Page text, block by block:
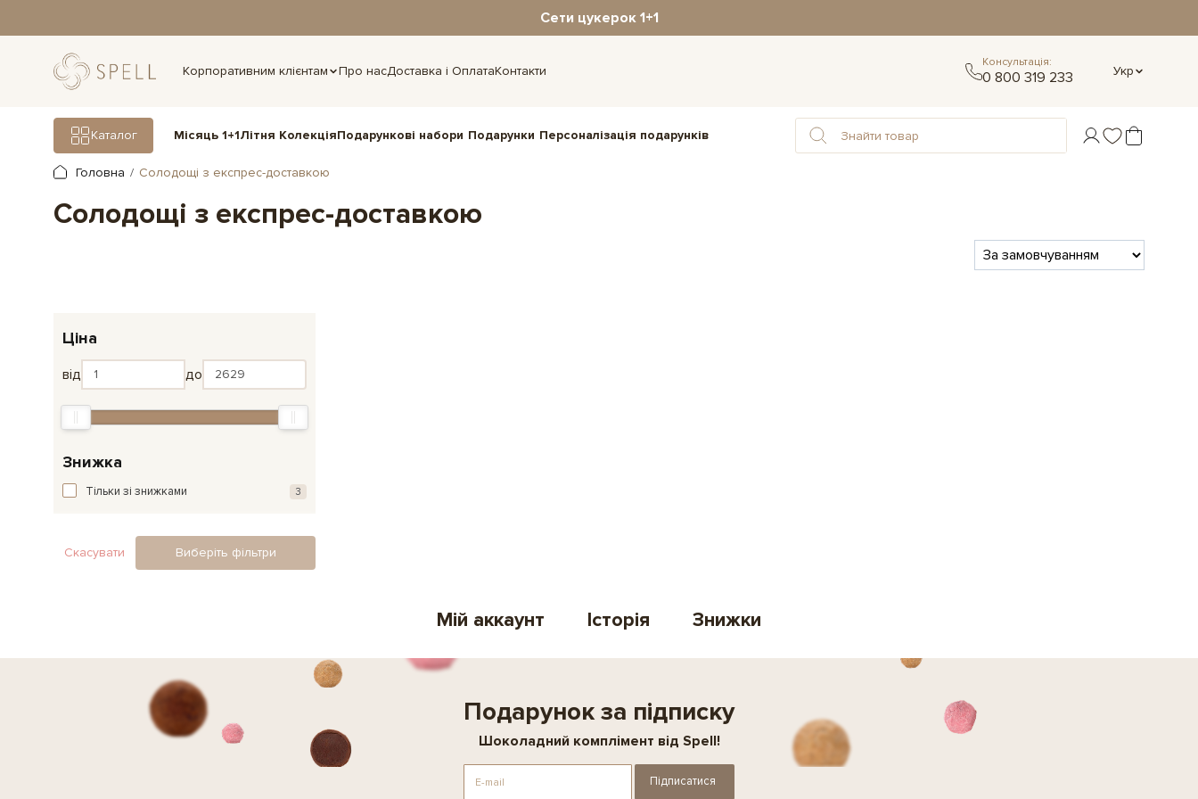
Сети цукерок 1+1
Корпоративним клієнтам Про насДоставка і ОплатаКонтакти
Консультація:
0 800 319 233 Укр
Каталог Місяць 1+1Літня КолекціяПодарункові набори Подарунки Персоналізація подарунків
Головна Солодощі з експрес-доставкою
Солодощі з експрес-доставкою
Ціна
від до
Знижка
Тільки зі знижками 3
Скасувати Виберіть фільтри
Мій аккаунт Історія Знижки
Подарунок за підписку
Шоколадний комплімент від Spell!
Підписатися